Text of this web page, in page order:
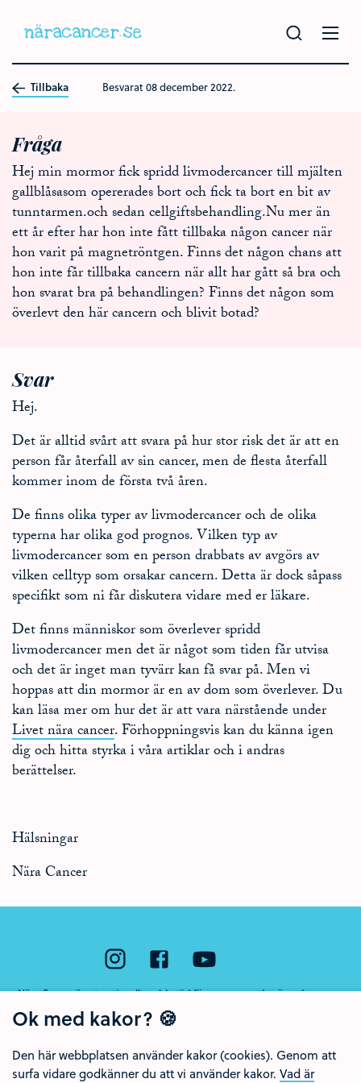
Tillbaka Besvarat08 december 2022.
Fråga
Hej min mormor fick spridd livmodercancer till mjälten
gallblåsasom opererades bort och fick ta bort en bit av
tunntarmen.och sedan cellgiftsbehandling.Nu mer än
ett år efter har hon inte fått tillbaka någon cancer när
hon varit på magnetröntgen. Finns det någon chans att
hon inte får tillbaka cancern när allt har gått så bra och
hon svarat bra på behandlingen? Finns det någon som
överlevt den här cancern och blivit botad?
Svar
Hej.
Det är alltid svårt att svara på hur stor risk det är att en
person får återfall av sin cancer, men de flesta återfall
kommer inom de första två åren.
De finns olika typer av livmodercancer och de olika
typerna har olika god prognos. Vilken typ av
livmodercancer som en person drabbats av avgörs av
vilken celltyp som orsakar cancern. Detta är dock såpass
specifikt som ni får diskutera vidare med er läkare.
Det finns människor som överlever spridd
livmodercancer men det är något som tiden får utvisa
och det är inget man tyvärr kan få svar på. Men vi
hoppas att din mormor är en av dom som överlever. Du
kan läsa mer om hur det är att vara närstående under
Livet nära cancer. Förhoppningsvis kan du känna igen
dig och hitta styrka i våra artiklar och i andras
berättelser.
Hälsningar
Nära Cancer
Ok med kakor? 🍪
Den här webbplatsen använder kakor (cookies). Genom att
surfa vidare godkänner du att vi använder kakor. Vad är
Nära Cancer är ett nationellt webbstöd för unga som står nära någon som
Örebro län och Regionalt cancercentrum Uppsala- Örebro.